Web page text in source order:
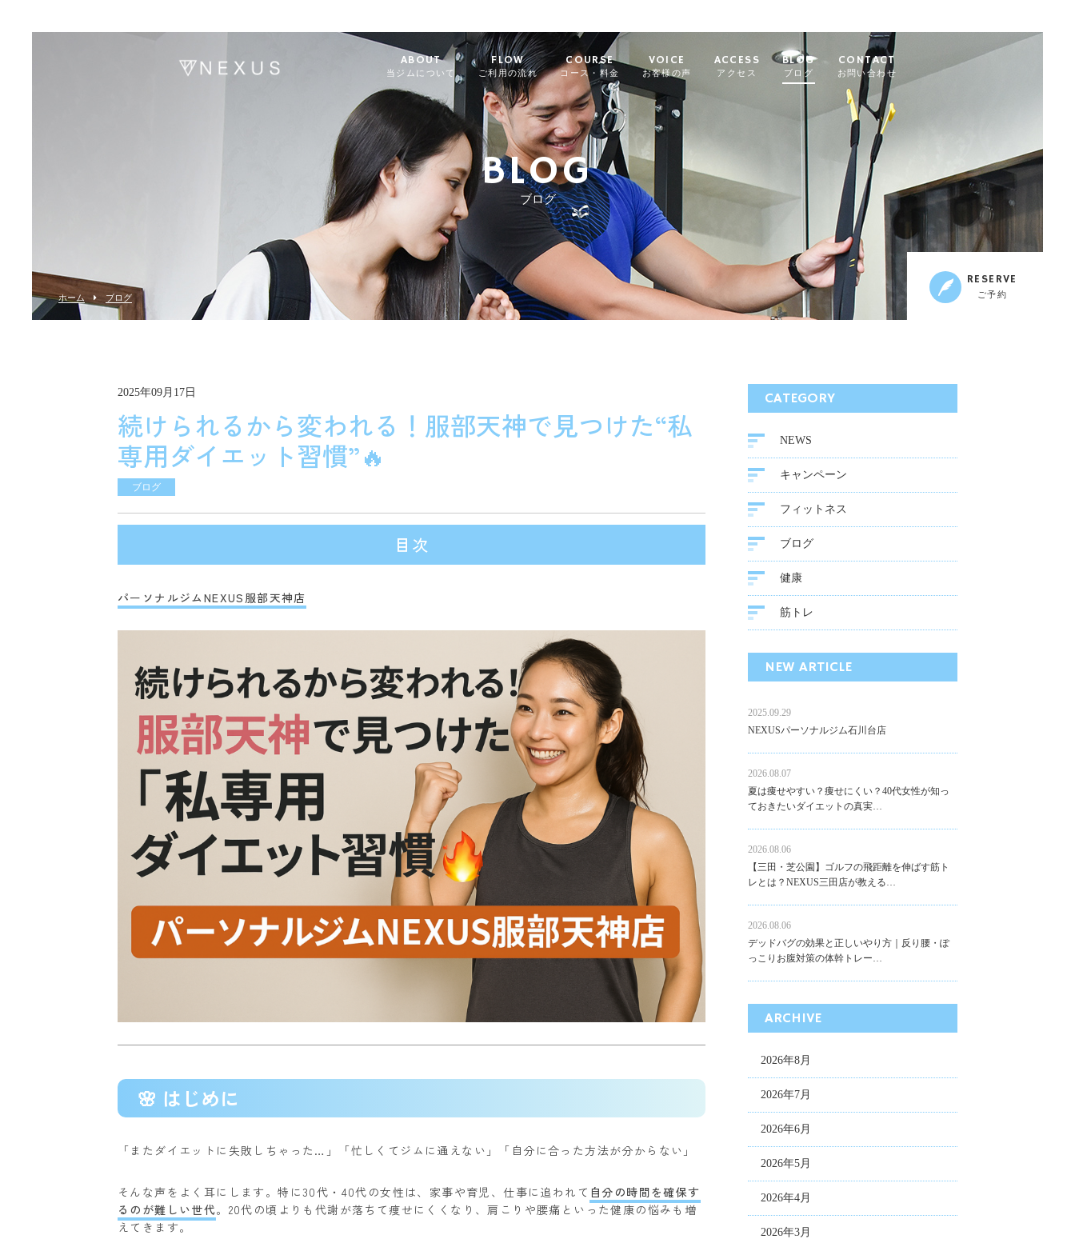
ABOUT
当ジムについて
FLOW
ご利用の流れ
COURSE
コース・料金
VOICE
お客様の声
ACCESS
アクセス
BLOG
ブログ
CONTACT
お問い合わせ
BLOG
ブログ
ホーム ブログ
RESERVE
ご予約
2025年09月17日
続けられるから変われる！服部天神で見つけた“私
専用ダイエット習慣”🔥
ブログ
目次
パーソナルジムNEXUS服部天神店
🌸 はじめに
「またダイエットに失敗しちゃった…」 「忙しくてジムに通えない」 「自分に合った方法が分からない」
そんな声をよく耳にします。特に30代・40代の女性は、家事や育児、仕事に追われて 自分の時間を確保す
るのが難しい世代。20代の頃よりも代謝が落ちて痩せにくくなり、肩こりや腰痛といった健康の悩みも増
えてきます。
CATEGORY
NEWS
キャンペーン
フィットネス
ブログ
健康
筋トレ
NEW ARTICLE
2025.09.29
NEXUSパーソナルジム石川台店
2026.08.07
夏は痩せやすい？痩せにくい？40代女性が知っ
ておきたいダイエットの真実…
2026.08.06
【三田・芝公園】ゴルフの飛距離を伸ばす筋ト
レとは？NEXUS三田店が教える…
2026.08.06
デッドバグの効果と正しいやり方｜反り腰・ぽ
っこりお腹対策の体幹トレー…
ARCHIVE
2026年8月
2026年7月
2026年6月
2026年5月
2026年4月
2026年3月